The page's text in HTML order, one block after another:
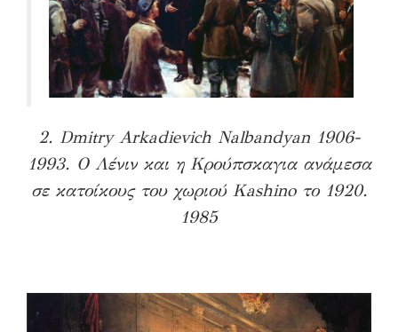
2. Dmitry Arkadievich Nalbandyan 1906-
1993. Ο Λένιν και η Κρούπσκαγια ανάμεσα
σε κατοίκους του χωριού Kashino το 1920.
1985